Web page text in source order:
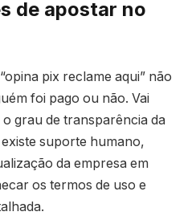
de apostar no
pix reclame aqui” não
foi pago ou não. Vai
grau de transparência da
suporte humano,
da empresa em
os termos de uso e